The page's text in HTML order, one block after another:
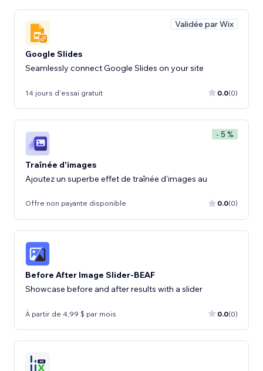
Validée par Wix
Google Slides
Seamlessly connect Google Slides on your site
14 jours d'essai gratuit 0.0(0)
- 5 %
Traînée d'images
Ajoutez un superbe effet de traînée d'images au
Offre non payante disponible 0.0(0)
Before After Image Slider-BEAF
Showcase before and after results with a slider
À partir de 4,99 $ par mois 0.0(0)